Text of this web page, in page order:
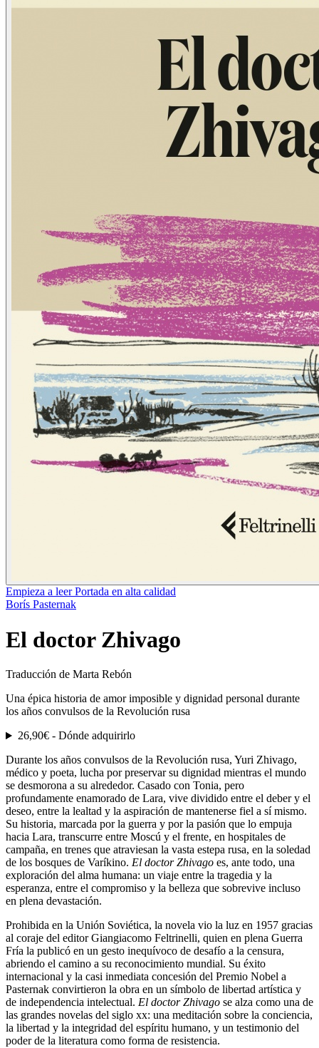
Empieza a leerPortada en alta calidad
Borís Pasternak
El doctor Zhivago
Traducción de Marta Rebón
Una épica historia de amor imposible y dignidad personal durante
los años convulsos de la Revolución rusa
26,90€ -Dónde adquirirlo
Durante los años convulsos de la Revolución rusa, Yuri Zhivago,
médico y poeta, lucha por preservar su dignidad mientras el mundo
se desmorona a su alrededor. Casado con Tonia, pero
profundamente enamorado de Lara, vive dividido entre el deber y el
deseo, entre la lealtad y la aspiración de mantenerse fiel a sí mismo.
Su historia, marcada por la guerra y por la pasión que lo empuja
hacia Lara, transcurre entre Moscú y el frente, en hospitales de
campaña, en trenes que atraviesan la vasta estepa rusa, en la soledad
de los bosques de Varíkino. El doctor Zhivago es, ante todo, una
exploración del alma humana: un viaje entre la tragedia y la
esperanza, entre el compromiso y la belleza que sobrevive incluso
en plena devastación.
Prohibida en la Unión Soviética, la novela vio la luz en 1957 gracias
al coraje del editor Giangiacomo Feltrinelli, quien en plena Guerra
Fría la publicó en un gesto inequívoco de desafío a la censura,
abriendo el camino a su reconocimiento mundial. Su éxito
internacional y la casi inmediata concesión del Premio Nobel a
Pasternak convirtieron la obra en un símbolo de libertad artística y
de independencia intelectual. El doctor Zhivago se alza como una de
las grandes novelas del siglo xx: una meditación sobre la conciencia,
la libertad y la integridad del espíritu humano, y un testimonio del
poder de la literatura como forma de resistencia.